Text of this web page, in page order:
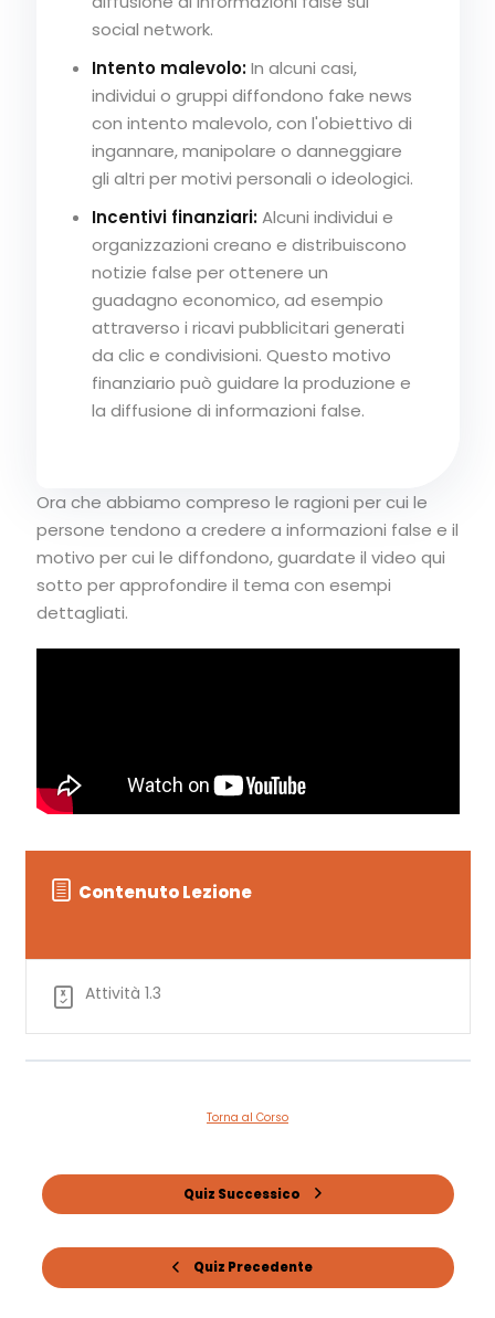
social network.
Intento malevolo:In alcuni casi,
individui o gruppi diffondono fake news
con intento malevolo, con l'obiettivo di
ingannare, manipolare o danneggiare
gli altri per motivi personali o ideologici.
Incentivi finanziari:Alcuni individui e
organizzazioni creano e distribuiscono
notizie false per ottenere un
guadagno economico, ad esempio
attraverso i ricavi pubblicitari generati
da clic e condivisioni. Questo motivo
finanziario può guidare la produzione e
la diffusione di informazioni false.
Ora che abbiamo compreso le ragioni per cui le
persone tendono a credere a informazioni false e il
motivo per cui le diffondono, guardate il video qui
sotto per approfondire il tema con esempi
dettagliati.
Contenuto Lezione
Attività 1.3
Quiz Precedente
Torna al Corso
Quiz Successico